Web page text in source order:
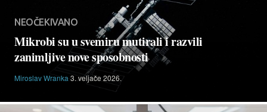
NEOČEKIVANO
Mikrobi su u svemiru mutirali i razvili
zanimljive nove sposobnosti
Miroslav Wranka 3. veljače 2026.